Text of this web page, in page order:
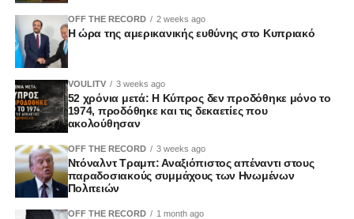
OFF THE RECORD 2 weeks ago
Η ώρα της αμερικανικής ευθύνης στο Κυπριακό
VOULITV 3 weeks ago
52 χρόνια μετά: Η Κύπρος δεν προδόθηκε μόνο το
1974, προδόθηκε και τις δεκαετίες που
ακολούθησαν
OFF THE RECORD 3 weeks ago
Ντόναλντ Τραμπ: Αναξιόπιστος απέναντι στους
παραδοσιακούς συμμάχους των Ηνωμένων
Πολιτειών
OFF THE RECORD 1 month ago